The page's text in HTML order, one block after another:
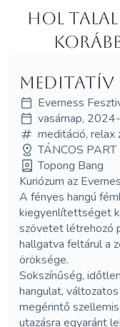
Hol
Meditatív
Everness
vasárnap,
meditáció, relax
TÁNCOS PART
Topong Bang
Kuriózum az
A fényes hangú
kiegyenlítettséget
szövetet létrehozó
hallgatva feltárul a
öröksége.
Sokszínűség,
hangulat,
megérintő
utazásra egyaránt